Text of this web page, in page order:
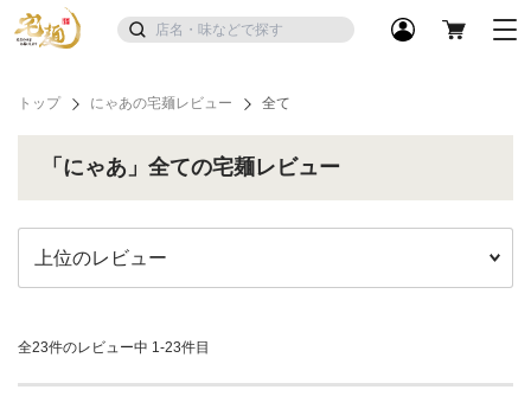
トップ にゃあの宅麺レビュー 全て
「にゃあ」全ての宅麺レビュー
全23件のレビュー中 1-23件目